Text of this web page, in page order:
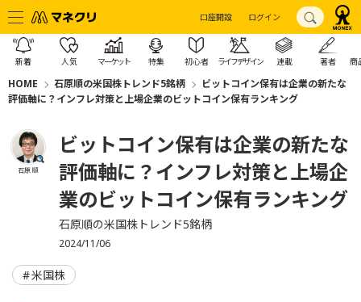
口座開設 ログイン
新着 人気 マーケット 特集 初心者 ライフデザイン 連載 著者 商
HOME 石原順の米国株トレンド5銘柄
ビットコイン保有は企業の新たな
評価軸に？インフレ対策と上場企業のビットコイン保有ランキング
石原 順
ビットコイン保有は企業の新たな
評価軸に？インフレ対策と上場企
業のビットコイン保有ランキング
石原順の米国株トレンド5銘柄
2024/11/06
米国株